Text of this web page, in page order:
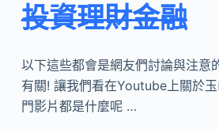
投資理財金融
以下這些都會是網友們討論與注意
有關! 讓我們看在Youtube上關於
門影片都是什麼呢 …